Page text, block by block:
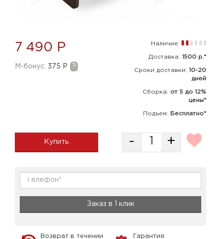
7 490 Р
M-бонус: 375 Р ?
Наличие:
Доставка: 1500 р.*
Сроки доставки: 10-20
дней
Сборка: от 5 до 12%
цены*
Подъем: Бесплатно*
Купить - +
Заказ в 1 клик
Возврат в течении
Гарантия